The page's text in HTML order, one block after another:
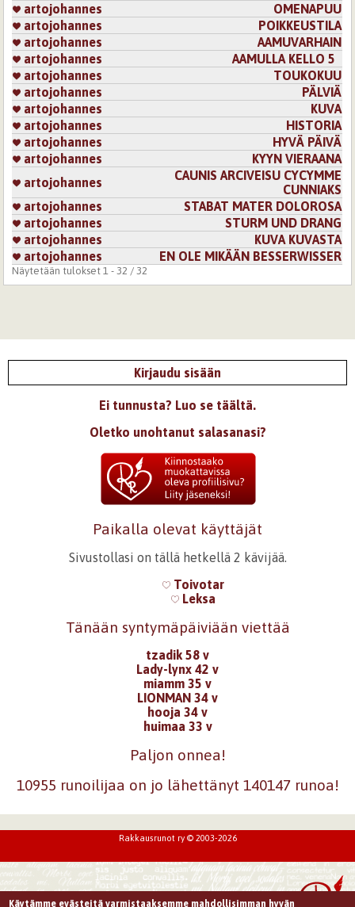
artojohannes
OMENAPUU
artojohannes
POIKKEUSTILA
artojohannes
AAMUVARHAIN
artojohannes
AAMULLA KELLO 5
artojohannes
TOUKOKUU
artojohannes
PÄLVIÄ
artojohannes
KUVA
artojohannes
HISTORIA
artojohannes
HYVÄ PÄIVÄ
artojohannes
KYYN VIERAANA
artojohannes
CAUNIS ARCIVEISU CYCYMME
CUNNIAKS
artojohannes
STABAT MATER DOLOROSA
artojohannes
STURM UND DRANG
artojohannes
KUVA KUVASTA
artojohannes
EN OLE MIKÄÄN BESSERWISSER
Näytetään tulokset 1 - 32 / 32
Kirjaudu sisään
Ei tunnusta? Luo se täältä.
Oletko unohtanut salasanasi?
Paikalla olevat käyttäjät
Sivustollasi on tällä hetkellä 2 kävijää.
Toivotar
Leksa
Tänään syntymäpäiviään viettää
tzadik 58 v
Lady-lynx 42 v
miamm 35 v
LIONMAN 34 v
hooja 34 v
huimaa 33 v
Paljon onnea!
10955 runoilijaa on jo lähettänyt 140147 runoa!
Rakkausrunot ry © 2003-2026
Käytämme evästeitä varmistaaksemme mahdollisimman hyvän